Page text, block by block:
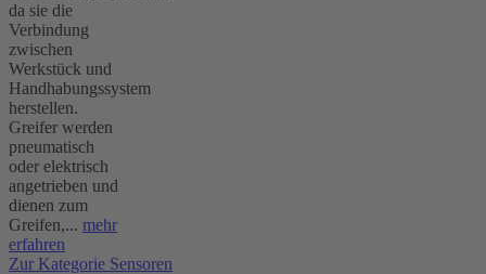
da sie die
Verbindung
zwischen
Werkstück und
Handhabungssystem
herstellen.
Greifer werden
pneumatisch
oder elektrisch
angetrieben und
dienen zum
Greifen,... mehr
erfahren
Zur Kategorie Sensoren